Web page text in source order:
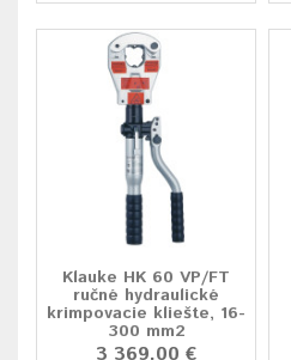
Klauke HK 60 VP/FT
ručné hydraulické
krimpovacie kliešte, 16-
300 mm2